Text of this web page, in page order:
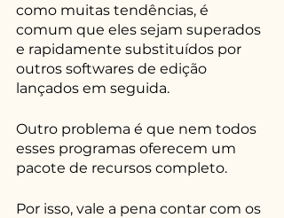
como muitas tendências, é
comum que eles sejam superados
e rapidamente substituídos por
outros softwares de edição
lançados em seguida.
Outro problema é que nem todos
esses programas oferecem um
pacote de recursos completo.
Por isso, vale a pena contar com os